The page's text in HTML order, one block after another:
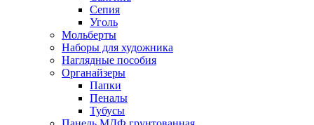
Сепия
Уголь
Мольберты
Наборы для художника
Наглядные пособия
Органайзеры
Папки
Пеналы
Тубусы